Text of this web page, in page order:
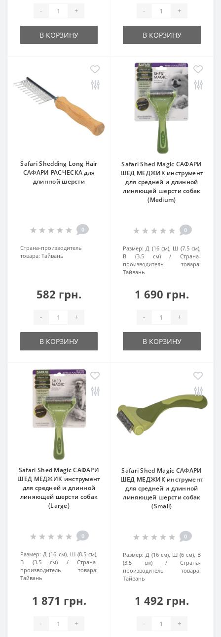
- +
В КОРЗИНУ
- +
В КОРЗИНУ
Safari Shedding Long Hair
САФАРИ РАСЧЕСКА для
длинной шерсти
0
Страна-производитель
товара: Тайвань
582 грн.
- +
В КОРЗИНУ
Safari Shed Magic САФАРИ
ШЕД МЕДЖИК инструмент
для средней и длинной
линяющей шерсти собак
(Medium)
0
Размер: Д (16 см), Ш (7.5 см),
В (3.5 см)
Страна-
производитель товара:
Тайвань
1 690 грн.
- +
В КОРЗИНУ
Safari Shed Magic САФАРИ
ШЕД МЕДЖИК инструмент
для средней и длинной
линяющей шерсти собак
(Large)
0
Размер: Д (16 см), Ш (8.5 см),
В (3.5 см)
Страна-
производитель товара:
Тайвань
1 871 грн.
- +
Safari Shed Magic САФАРИ
ШЕД МЕДЖИК инструмент
для средней и длинной
линяющей шерсти собак
(Small)
0
Размер: Д (16 см), Ш (6 см), В
(3.5 см)
Страна-
производитель товара:
Тайвань
1 492 грн.
- +